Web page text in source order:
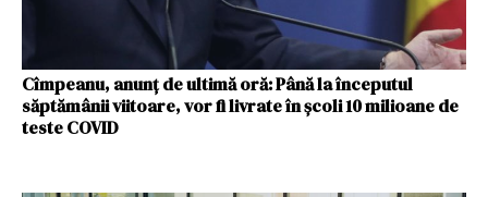
Cîmpeanu, anunț de ultimă oră: Până la începutul
săptămânii viitoare, vor fi livrate în şcoli 10 milioane de
teste COVID